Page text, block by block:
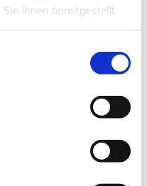
ihnen bereitgestellt